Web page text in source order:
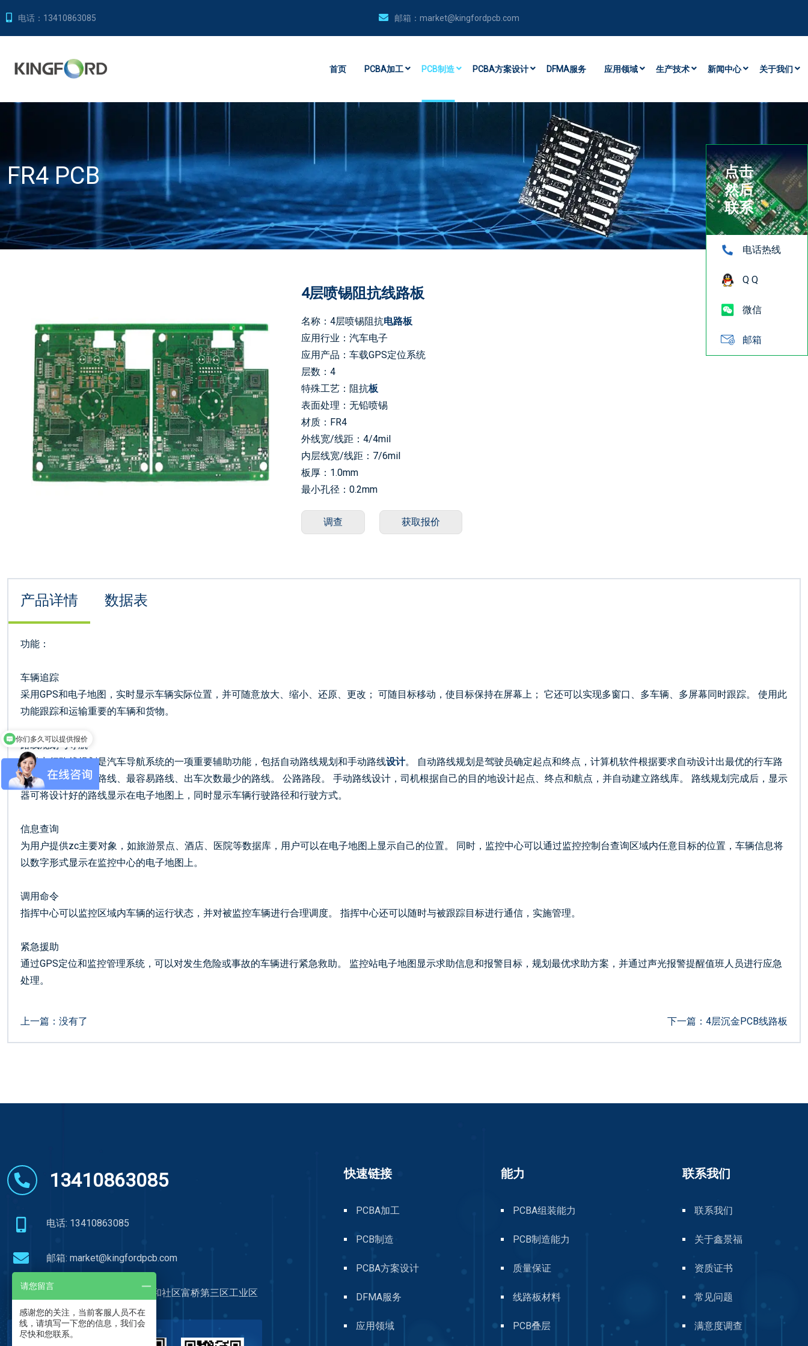
电话： 13410863085 邮箱： market@kingfordpcb.com
首页 PCBA加工 PCB制造 PCBA方案设计 DFMA服务 应用领域 生产技术 新闻中心 关于我们
FR4 PCB
4层喷锡阻抗线路板
名称：4层喷锡阻抗电路板
应用行业：汽车电子
应用产品：车载GPS定位系统
层数：4
特殊工艺：阻抗板
表面处理：无铅喷锡
材质：FR4
外线宽/线距：4/4mil
内层线宽/线距：7/6mil
板厚：1.0mm
最小孔径：0.2mm
调查 获取报价
产品详情 数据表
功能：
车辆追踪
采用GPS和电子地图，实时显示车辆实际位置，并可随意放大、缩小、还原、更改； 可随目标移动，使目标保持在屏幕上； 它还可以实现多窗口、多车辆、多屏幕同时跟踪。 使用此
功能跟踪和运输重要的车辆和货物。
路线规划与导航
提供出行路线规划是汽车导航系统的一项重要辅助功能，包括自动路线规划和手动路线设计。 自动路线规划是驾驶员确定起点和终点，计算机软件根据要求自动设计出最优的行车路
线，包括计算最快路线、最容易路线、出车次数最少的路线。 公路路段。 手动路线设计，司机根据自己的目的地设计起点、终点和航点，并自动建立路线库。 路线规划完成后，显示
器可将设计好的路线显示在电子地图上，同时显示车辆行驶路径和行驶方式。
信息查询
为用户提供zc主要对象，如旅游景点、酒店、医院等数据库，用户可以在电子地图上显示自己的位置。 同时，监控中心可以通过监控控制台查询区域内任意目标的位置，车辆信息将
以数字形式显示在监控中心的电子地图上。
调用命令
指挥中心可以监控区域内车辆的运行状态，并对被监控车辆进行合理调度。 指挥中心还可以随时与被跟踪目标进行通信，实施管理。
紧急援助
通过GPS定位和监控管理系统，可以对发生危险或事故的车辆进行紧急救助。 监控站电子地图显示求助信息和报警目标，规划最优求助方案，并通过声光报警提醒值班人员进行应急
处理。
上一篇：没有了 下一篇： 4层沉金PCB线路板
13410863085
电话: 13410863085
邮箱: market@kingfordpcb.com
深圳市宝安区福海街道新和社区富桥第三区工业区
快速链接
PCBA加工
PCB制造
PCBA方案设计
DFMA服务
应用领域
能力
PCBA组装能力
PCB制造能力
质量保证
线路板材料
PCB叠层
联系我们
联系我们
关于鑫景福
资质证书
常见问题
满意度调查
点击
然后
联系
电话热线
Q Q
微信
邮箱
你们多久可以提供报价
请您留言
感谢您的关注，当前客服人员不在
线，请填写一下您的信息，我们会
尽快和您联系。